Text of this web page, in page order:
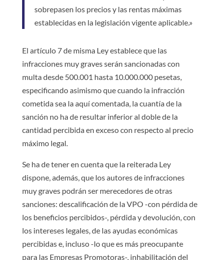
sobrepasen los precios y las rentas máximas
establecidas en la legislación vigente aplicable.»
El artículo 7 de misma Ley establece que las
infracciones muy graves serán sancionadas con
multa desde 500.001 hasta 10.000.000 pesetas,
especificando asimismo que cuando la infracción
cometida sea la aquí comentada, la cuantía de la
sanción no ha de resultar inferior al doble de la
cantidad percibida en exceso con respecto al precio
máximo legal.
Se ha de tener en cuenta que la reiterada Ley
dispone, además, que los autores de infracciones
muy graves podrán ser merecedores de otras
sanciones: descalificación de la VPO -con pérdida de
los beneficios percibidos-, pérdida y devolución, con
los intereses legales, de las ayudas económicas
percibidas e, incluso -lo que es más preocupante
para las Empresas Promotoras-, inhabilitación del